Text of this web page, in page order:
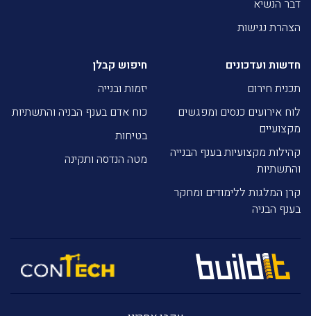
דבר הנשיא
הצהרת נגישות
חדשות ועדכונים
תכנית חירום
לוח אירועים כנסים ומפגשים
מקצועיים
קהילות מקצועיות בענף הבנייה
והתשתיות
קרן המלגות ללימודים ומחקר
בענף הבניה
חיפוש קבלן
יזמות ובנייה
כוח אדם בענף הבניה והתשתיות
בטיחות
מטה הנדסה ותקינה